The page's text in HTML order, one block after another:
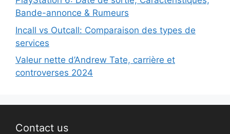
Bande-annonce & Rumeurs
Incall vs Outcall: Comparaison des types de
services
Valeur nette d’Andrew Tate, carrière et
controverses 2024
Contact us